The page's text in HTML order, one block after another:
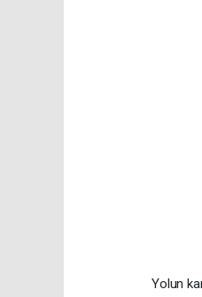
Yolun